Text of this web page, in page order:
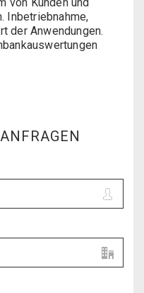
Inbetriebnahme,
der Anwendungen.